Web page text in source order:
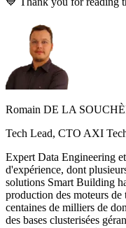
Romain DE LA
Tech Lead, CTO AXI
Expert Data Engineering
d'expérience, dont
solutions Smart Building
production des moteurs de
centaines de milliers de
des bases clusterisées